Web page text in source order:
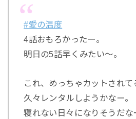
#愛の温度
4話おもろかったー。
明日の5話早くみたい～。
これ、めっちゃカットされて
久々レンタルしようかなー。
寝れない日々になりそうだな